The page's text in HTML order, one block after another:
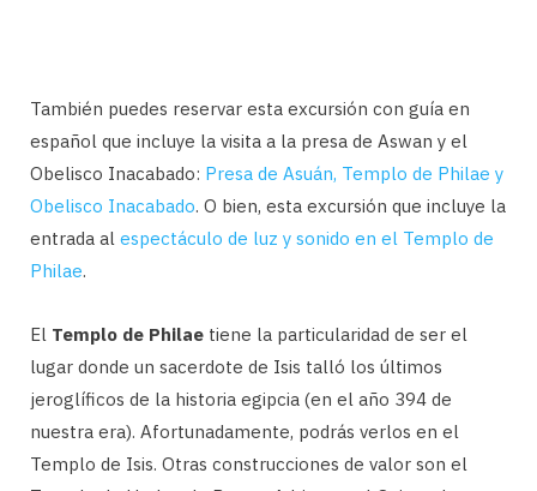
También puedes reservar esta excursión con guía en
español que incluye la visita a la presa de Aswan y el
Obelisco Inacabado: Presa de Asuán, Templo de Philae y
Obelisco Inacabado. O bien, esta excursión que incluye la
entrada al espectáculo de luz y sonido en el Templo de
Philae.
El Templo de Philae tiene la particularidad de ser el
lugar donde un sacerdote de Isis talló los últimos
jeroglíficos de la historia egipcia (en el año 394 de
nuestra era). Afortunadamente, podrás verlos en el
Templo de Isis. Otras construcciones de valor son el